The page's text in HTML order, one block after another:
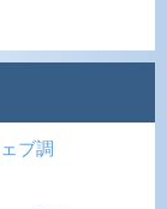
ブ調